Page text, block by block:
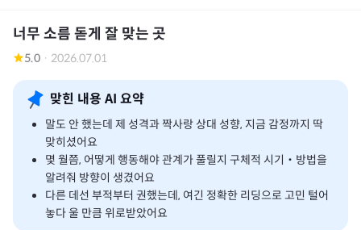
너무 소름 돋게 잘 맞는 곳
5.0 · 2026.07.01
맞힌 내용 AI 요약
말도 안 했는데 제 성격과 짝사랑 상대 성향, 지금 감정까지 딱
맞히셨어요
몇 월쯤, 어떻게 행동해야 관계가 풀릴지 구체적 시기‧방법을
알려줘 방향이 생겼어요
다른 데선 부적부터 권했는데, 여긴 정확한 리딩으로 고민 털어
놓다 울 만큼 위로받았어요